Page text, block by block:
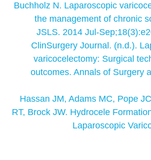
Buchholz N. Laparoscopic
the management of chronic
JSLS. 2014 Jul-
ClinSurgery Journal. (n.d.).
varicocelectomy: Surgical
outcomes. Annals of Surgery
Hassan JM, Adams MC, Pope
RT, Brock JW. Hydrocele
Laparoscopic